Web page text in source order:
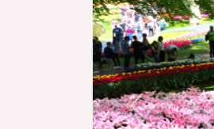
Précédent